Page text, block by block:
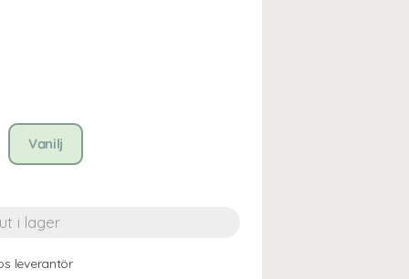
Vanilj
leverantör